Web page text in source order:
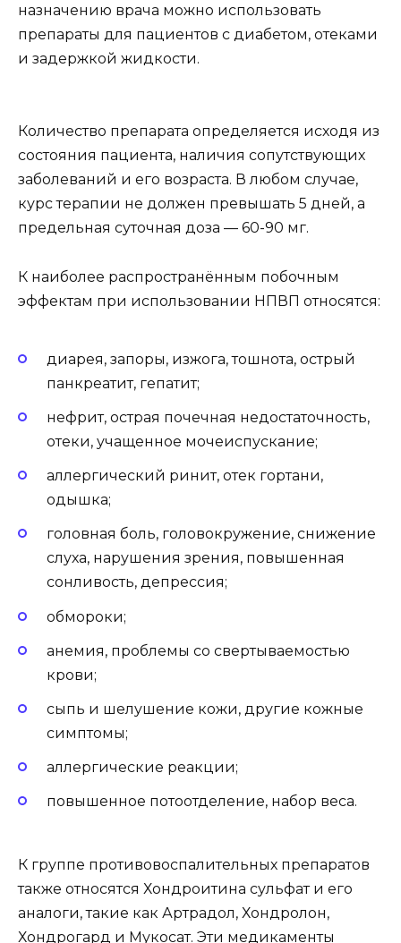
назначению врача можно использовать
препараты для пациентов с диабетом, отеками
и задержкой жидкости.
Количество препарата определяется исходя из
состояния пациента, наличия сопутствующих
заболеваний и его возраста. В любом случае,
курс терапии не должен превышать 5 дней, а
предельная суточная доза — 60-90 мг.
К наиболее распространённым побочным
эффектам при использовании НПВП относятся:
диарея, запоры, изжога, тошнота, острый
панкреатит, гепатит;
нефрит, острая почечная недостаточность,
отеки, учащенное мочеиспускание;
аллергический ринит, отек гортани,
одышка;
головная боль, головокружение, снижение
слуха, нарушения зрения, повышенная
сонливость, депрессия;
обмороки;
анемия, проблемы со свертываемостью
крови;
сыпь и шелушение кожи, другие кожные
симптомы;
аллергические реакции;
повышенное потоотделение, набор веса.
К группе противовоспалительных препаратов
также относятся Хондроитина сульфат и его
аналоги, такие как Артрадол, Хондролон,
Хондрогард и Мукосат. Эти медикаменты